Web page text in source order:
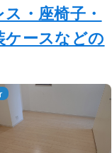
・座椅子・
ケースなどの